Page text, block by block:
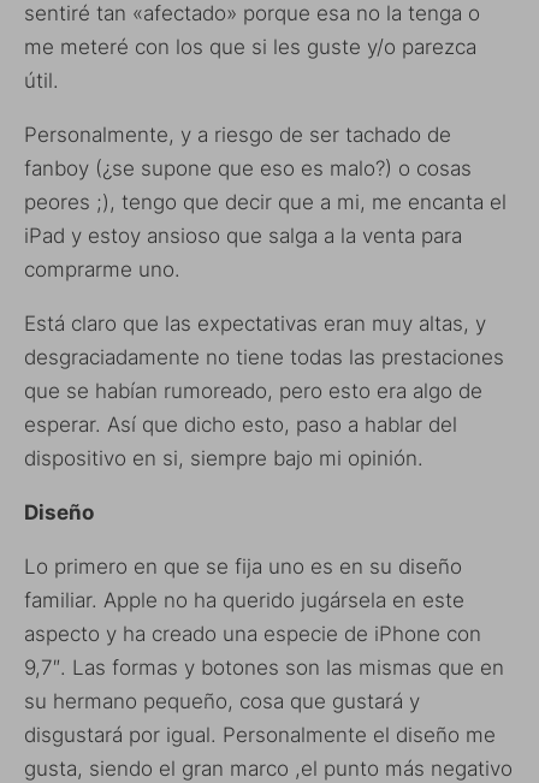
sentiré tan «afectado» porque esa no la tenga o
me meteré con los que si les guste y/o parezca
útil.
Personalmente, y a riesgo de ser tachado de
fanboy (¿se supone que eso es malo?) o cosas
peores ;), tengo que decir que a mi, me encanta el
iPad y estoy ansioso que salga a la venta para
comprarme uno.
Está claro que las expectativas eran muy altas, y
desgraciadamente no tiene todas las prestaciones
que se habían rumoreado, pero esto era algo de
esperar. Así que dicho esto, paso a hablar del
dispositivo en si, siempre bajo mi opinión.
Diseño
Lo primero en que se fija uno es en su diseño
familiar. Apple no ha querido jugársela en este
aspecto y ha creado una especie de iPhone con
9,7″. Las formas y botones son las mismas que en
su hermano pequeño, cosa que gustará y
disgustará por igual. Personalmente el diseño me
gusta, siendo el gran marco ,el punto más negativo